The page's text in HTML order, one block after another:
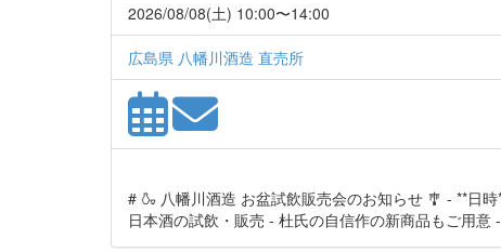
2026/08/08(土) 10:00〜14:00
広島県 八幡川酒造 直売所
# 🍶 八幡川酒造 お盆試飲販売会のお知らせ 🎐 - **日
日本酒の試飲・販売 - 杜氏の自信作の新商品もご用意